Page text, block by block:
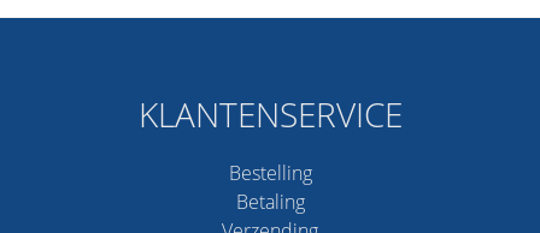
KLANTENSERVICE
Bestelling
Betaling